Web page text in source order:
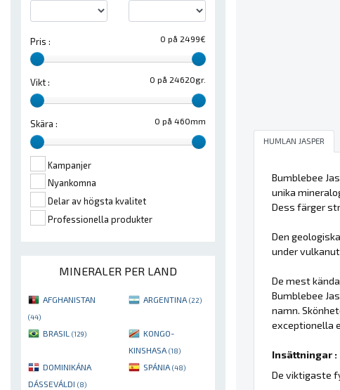
0 på 2499€
Pris :
0 på 24620gr.
Vikt :
0 på 460mm
Skära :
Kampanjer
Nyankomna
Delar av högsta kvalitet
Professionella produkter
MINERALER PER LAND
AFGHANISTAN
(44)
ARGENTINA (22)
BRASIL (129)
KONGO-
KINSHASA (18)
DOMINIKÁNA
DÁSSEVÁLDI (8)
SPÁNIA (48)
HUMLAN JASPER
Bumblebee
unika
Dess färger
Den
under
De mest
Bumblebee
namn.
exceptionella
Insättningar :
De viktigaste